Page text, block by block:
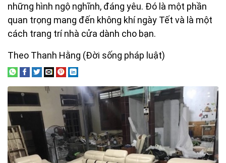
những hình ngộ nghĩnh, đáng yêu. Đó là một phần
quan trọng mang đến không khí ngày Tết và là một
cách trang trí nhà cửa dành cho bạn.
Theo Thanh Hằng (Đời sống pháp luật)